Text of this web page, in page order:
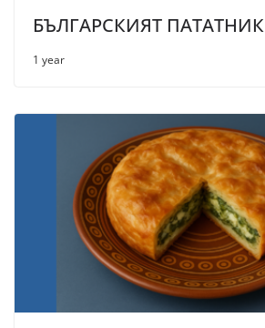
БЪЛГАРСКИЯТ ПАТАТНИК
1 year